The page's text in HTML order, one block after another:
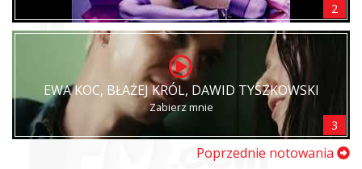
2
EWA KOC, BŁAŻEJ KRÓL, DAWID TYSZKOWSKI
Zabierz mnie
3
Poprzednie notowania